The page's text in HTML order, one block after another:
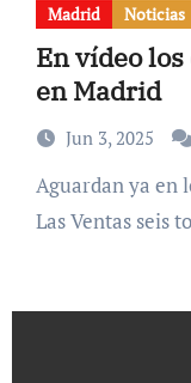
Madrid Noticias
En vídeo
en Madrid
Jun 3, 2025
Aguardan ya en los corrales de la Plaza de Toros de
Las Ventas seis